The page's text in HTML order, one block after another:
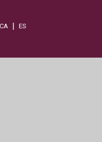
CA |ES